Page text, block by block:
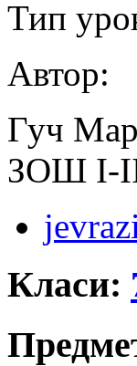
Тип
Автор:
Гуч
ЗОШ І-
Класи: